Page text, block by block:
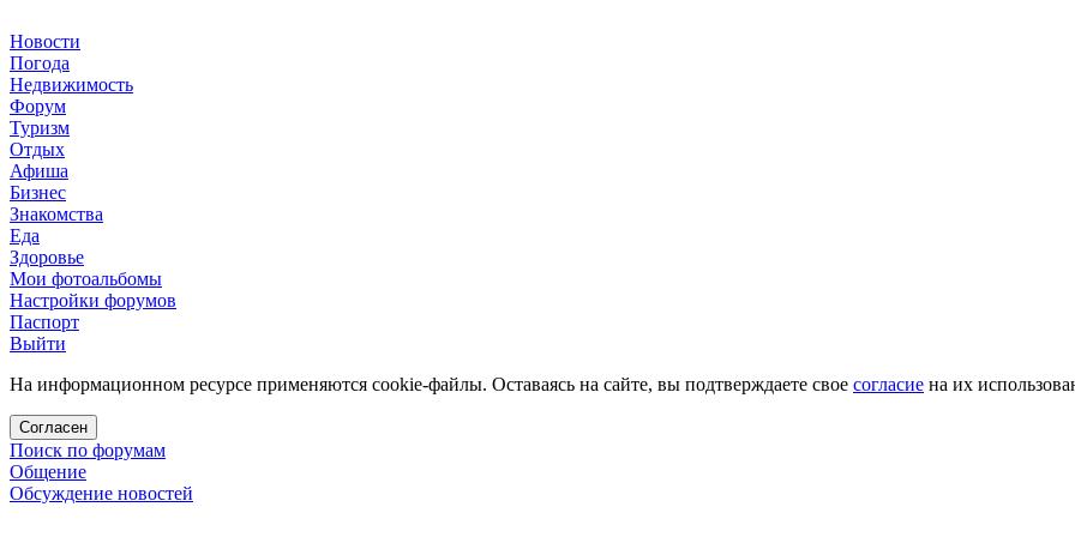
Новости
Погода
Недвижимость
Форум
Туризм
Отдых
Афиша
Бизнес
Знакомства
Еда
Здоровье
Мои фотоальбомы
Настройки форумов
Паспорт
Выйти
На информационном ресурсе применяются cookie-файлы. Оставаясь на сайте, вы подтверждаете свое согласие на их
Согласен
Поиск по форумам
Общение
Обсуждение новостей